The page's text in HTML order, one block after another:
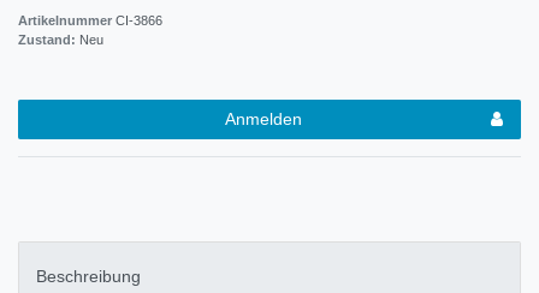
Artikelnummer CI-3866
Zustand: Neu
Anmelden
Beschreibung